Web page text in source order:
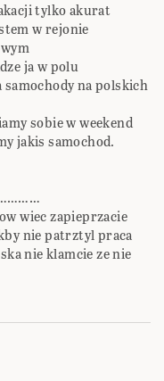
tylko akurat
w rejonie
ja w polu
na polskich
sobie w weekend
jakis samochod.
wiec zapieprzacie
nie patrztyl praca
nie klamcie ze nie